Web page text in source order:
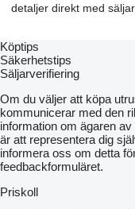
detaljer direkt med
Köptips
Säkerhetstips
Säljarverifiering
Om du väljer att köpa
kommunicerar med den
information om ägaren
är att representera dig
informera oss om detta
feedbackformuläret.
Priskoll